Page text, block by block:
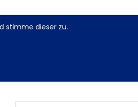
stimme dieser zu.